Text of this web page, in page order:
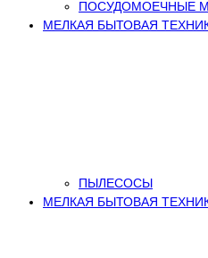
ПОСУДОМОЕЧНЫЕ
МЕЛКАЯ БЫТОВАЯ
ПЫЛЕСОСЫ
МЕЛКАЯ БЫТОВАЯ